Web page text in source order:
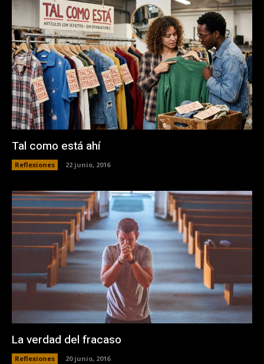
Tal como está ahí
Reflexiones 22 junio, 2016
La verdad del fracaso
Reflexiones 20 junio, 2016